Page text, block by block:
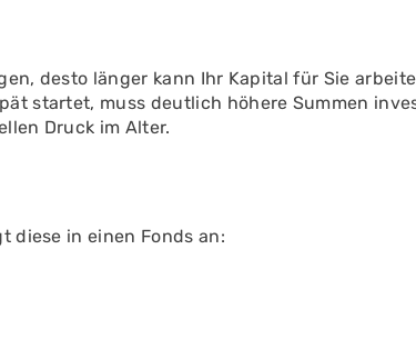
desto länger kann Ihr Kapital für Sie
startet, muss deutlich höhere Summen
Druck im Alter.
diese in einen Fonds an: